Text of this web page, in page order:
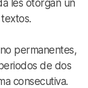
les otorgan un
permanentes,
de dos
consecutiva.